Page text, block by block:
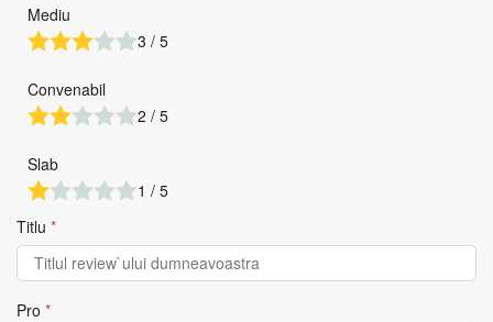
Mediu
3 / 5
Convenabil
2 / 5
Slab
1 / 5
Titlu *
Pro *